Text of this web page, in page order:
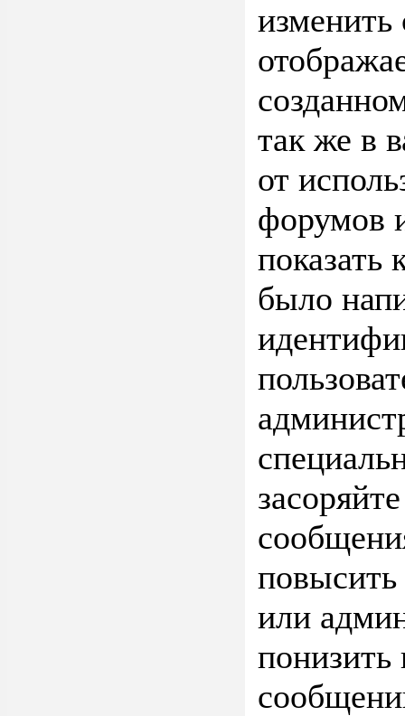
изменить
так же в
от
форумов
показать
было
повысить
или
понизить